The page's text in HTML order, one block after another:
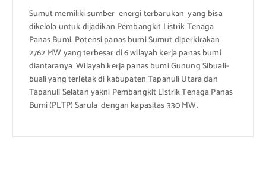
Sumut memiliki sumber energi terbarukan yang bisa
dikelola untuk dijadikan Pembangkit Listrik Tenaga
Panas Bumi. Potensi panas bumi Sumut diperkirakan
2762 MW yang terbesar di 6 wilayah kerja panas bumi
diantaranya Wilayah kerja panas bumi Gunung Sibuali-
buali yang terletak di kabupaten Tapanuli Utara dan
Tapanuli Selatan yakni Pembangkit Listrik Tenaga Panas
Bumi (PLTP) Sarula dengan kapasitas 330 MW.